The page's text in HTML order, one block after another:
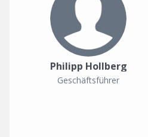
Philipp Hollberg
Geschäftsführer